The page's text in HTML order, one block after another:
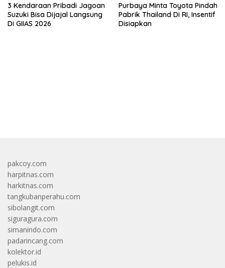
3 Kendaraan Pribadi Jagoan
Suzuki Bisa Dijajal Langsung
Di GIIAS 2026
Purbaya Minta Toyota Pindah
Pabrik Thailand Di RI, Insentif
Disiapkan
pakcoy.com
harpitnas.com
harkitnas.com
tangkubanperahu.com
sibolangit.com
siguragura.com
simanindo.com
padarincang.com
kolektor.id
pelukis.id